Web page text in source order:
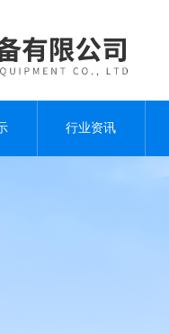
行业资讯